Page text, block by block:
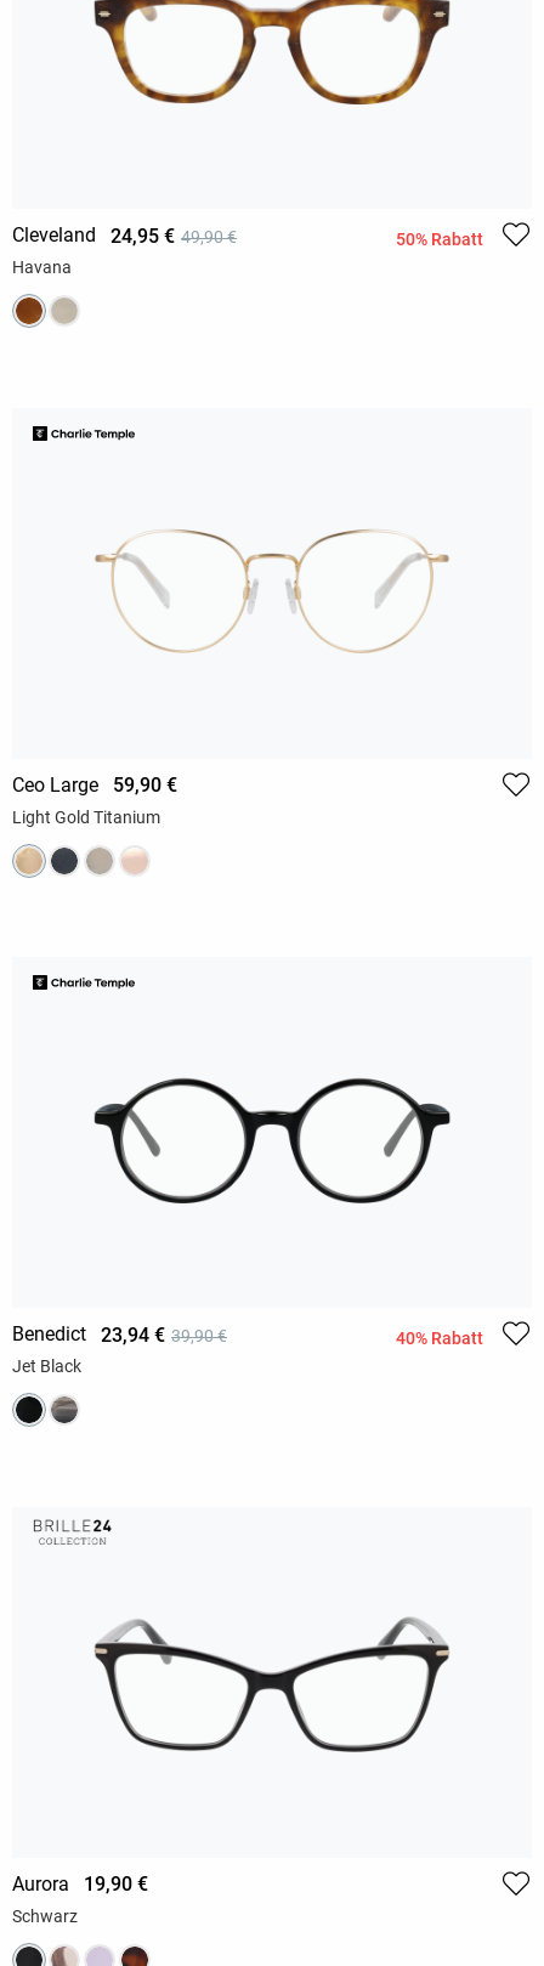
Cleveland 24,95 € 49,90 €
50% Rabatt
Havana
Ceo Large 59,90 €
Light Gold Titanium
Benedict 23,94 € 39,90 €
40% Rabatt
Jet Black
Aurora 19,90 €
Schwarz